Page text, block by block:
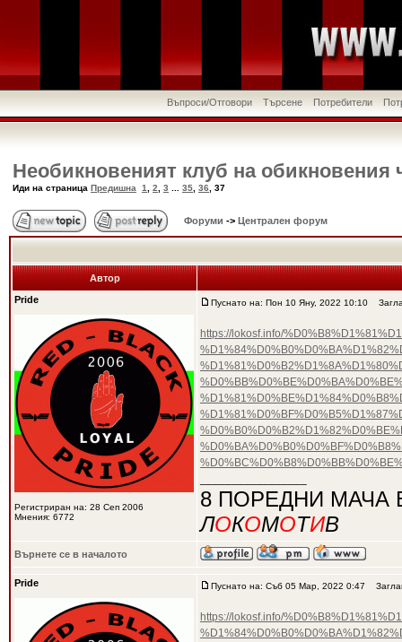
Въпроси/Отговори Търсене Потребители
Необикновеният клуб на обикновения
Иди на страница Предишна 1 2 3 35 36 37
Форуми -> Централен форум
Автор
Pride
Регистриран на: 28 Сеп 2006
Мнения: 6772
Пуснато на: Пон 10 Яну, 2022 10:10
https://lokosf.info/
8 ПОРЕДНИ МАЧА
ЛОКОМОТИВ
Върнете се в началото
Pride Пуснато на: Съб 05 Мар, 2022 0:47
https://lokosf.info/